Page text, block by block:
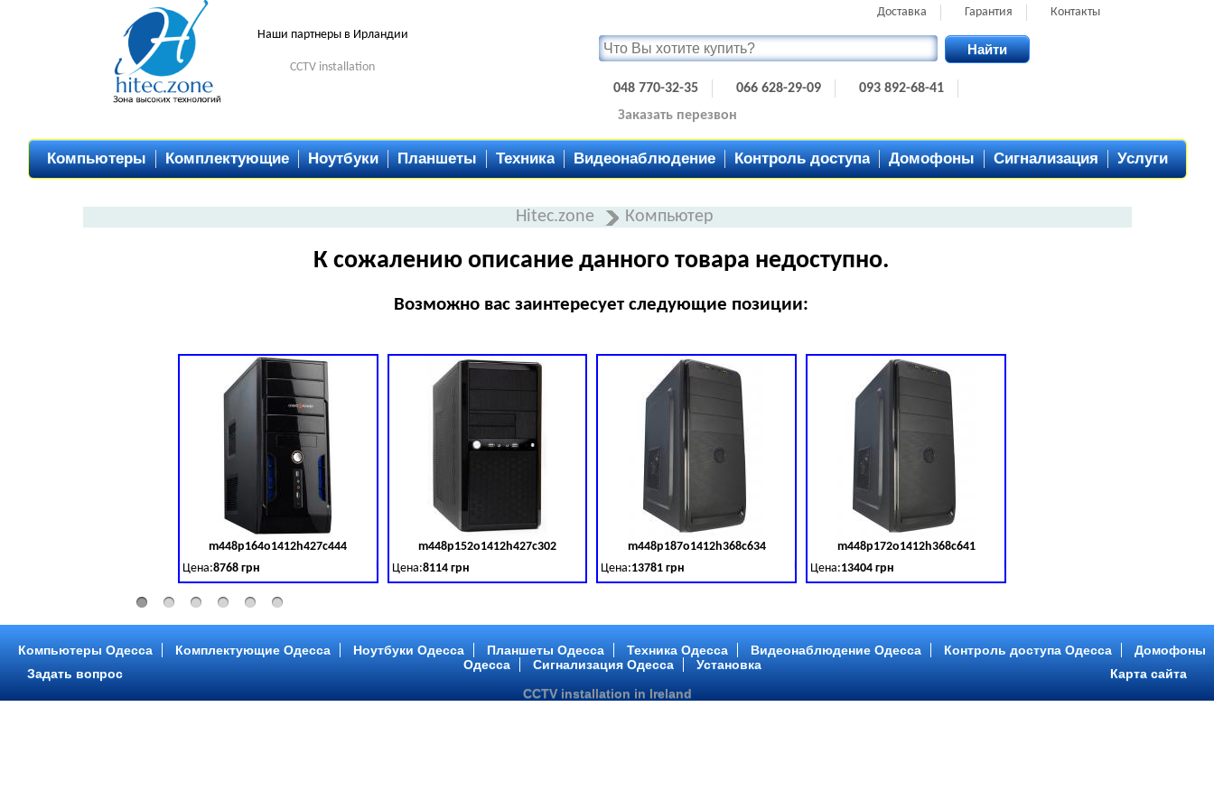
Наши партнеры в Ирландии
CCTV installation
Доставка Гарантия Контакты
Найти
048 770-32-35 066 628-29-09
093 892-68-41
Заказать перезвон
Компьютеры Комплектующие Ноутбуки Планшеты Техника Видеонаблюдение Контроль доступа Домофоны Сигнализация Услуги
Hitec.zone Компьютер
К сожалению описание данного товара недоступно.
Возможно вас заинтересует следующие позиции:
m448p164o1412h427c444
Цена:8768 грн Код товара:379028
Intel Core ™ i3 2 ядра 3.50GHz,ОЗУ: 2 GB, DDR 3 (1600 MHz) HDD: TOSHIBA 500 GB (SATA III)
m448p152o1412h427c302
Цена:8114 грн Код товара:379029
Intel Core ™ i3 2 ядра 3.40GHz,ОЗУ: 2 GB, DDR 3 (1600 MHz) HDD: TOSHIBA 500 GB (SATA III)
m448p187o1412h368c634
Цена:13781 грн Код товара:379030
Intel Core ™ i5 2 ядра 2.90GHz,ОЗУ: 2 GB, DDR 3 (1600 MHz) HDD: Seagate 2 TB (SATA III)
m448p172o1412h368c641
Цена:13404 грн Код товара:
Intel Core ™ i5 4 ядра 3.20GHz,ОЗУ: 2 GB, DDR 3 (1600 MHz) HDD: Seagate 2
Компьютеры Одесса Комплектующие Одесса Ноутбуки Одесса Планшеты Одесса Техника Одесса Видеонаблюдение Одесса Контроль доступа Одесса
Домофоны
Одесса
Сигнализация Одесса Установка
Карта сайта
Задать вопрос
CCTV installation in Ireland